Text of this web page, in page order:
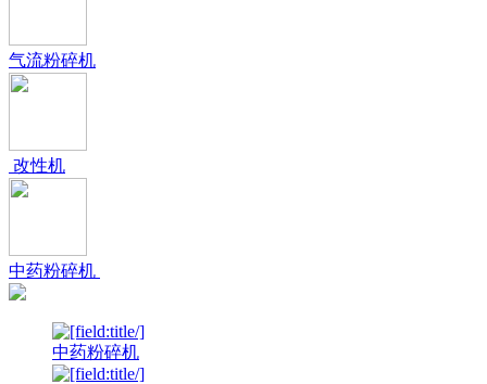
气流粉碎机
改性机
中药粉碎机
中药粉碎机